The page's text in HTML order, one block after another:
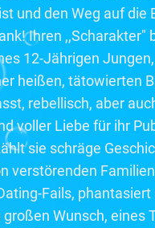
und den Weg auf die
Ihren ,,Scharakter"
12-Jährigen
heißen, tätowierten
rebellisch, aber
voller Liebe für ihr
sie schräge
verstörenden
Fails,
großen Wunsch, eines